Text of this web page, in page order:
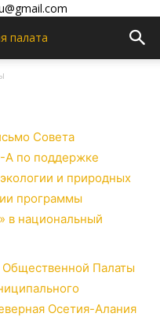
Совета
по поддержке
и природных
программы
в национальный
Палаты
Осетия-Алания